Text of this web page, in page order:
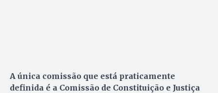
A única comissão que está praticamente
definida é a Comissão de Constituição e Justiça